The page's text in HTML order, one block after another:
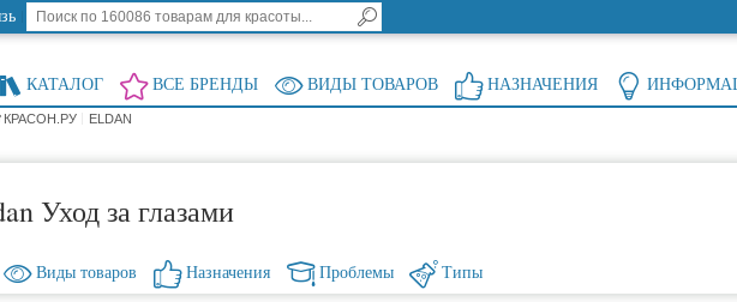
КАТАЛОГ ВСЕ БРЕНДЫ ВИДЫ ТОВАРОВ НАЗНАЧЕНИЯ
КРАСОН.РУ ELDAN
Уход за глазами
Виды товаров Назначения Проблемы Типы